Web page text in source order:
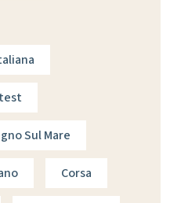
Sul Mare
Corsa